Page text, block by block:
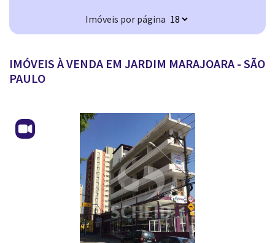
ANUNCIAR IMÓVEL
Imóveis por página
IMÓVEIS À VENDA EM JARDIM MARAJOARA - SÃO
PAULO